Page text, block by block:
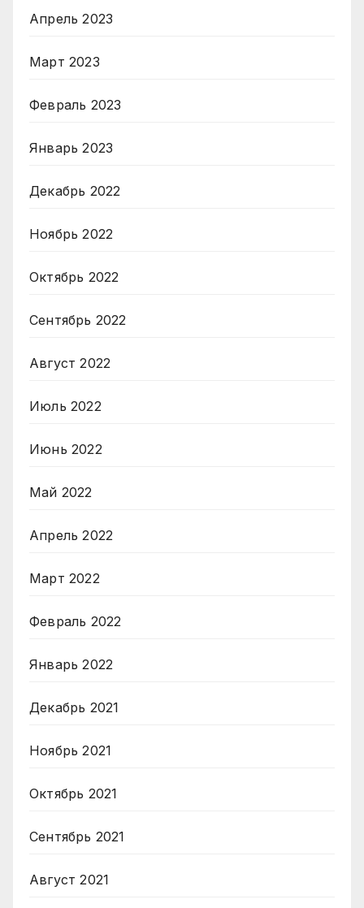
Апрель 2023
Март 2023
Февраль 2023
Январь 2023
Декабрь 2022
Ноябрь 2022
Октябрь 2022
Сентябрь 2022
Август 2022
Июль 2022
Июнь 2022
Май 2022
Апрель 2022
Март 2022
Февраль 2022
Январь 2022
Декабрь 2021
Ноябрь 2021
Октябрь 2021
Сентябрь 2021
Август 2021